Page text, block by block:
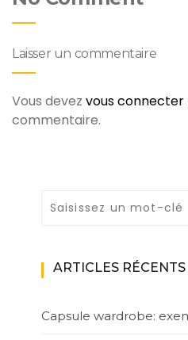
Laisser un commentaire
Vous devez vous connecter
commentaire.
ARTICLES RÉCENTS
Capsule wardrobe: